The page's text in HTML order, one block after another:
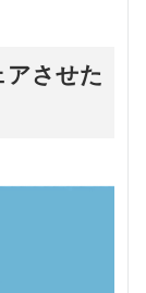
アさせた